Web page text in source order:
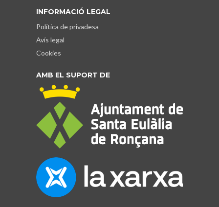
INFORMACIÓ LEGAL
Política de privadesa
Avís legal
Cookies
AMB EL SUPORT DE